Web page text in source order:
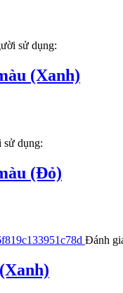
sử dụng:
(Xanh)
sử dụng:
(Đỏ)
Đánh